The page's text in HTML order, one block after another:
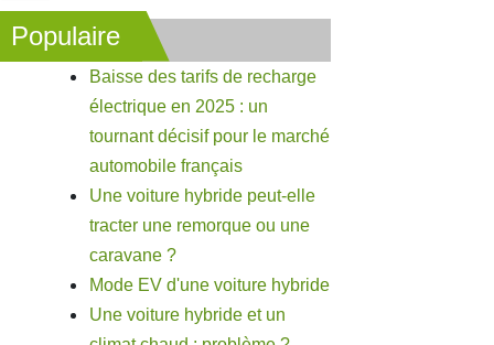
Populaire
Baisse des tarifs de recharge
électrique en 2025 : un
tournant décisif pour le marché
automobile français
Une voiture hybride peut-elle
tracter une remorque ou une
caravane ?
Mode EV d'une voiture hybride
Une voiture hybride et un